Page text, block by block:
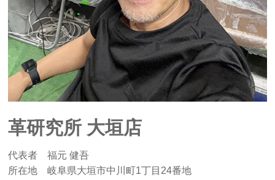
革研究所 大垣店
代表者 福元 健吾
所在地 岐阜県大垣市中川町1丁目24番地